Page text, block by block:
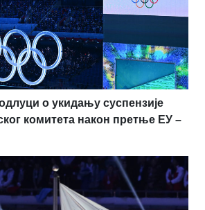
о укидању суспензије
комитета након претње ЕУ –